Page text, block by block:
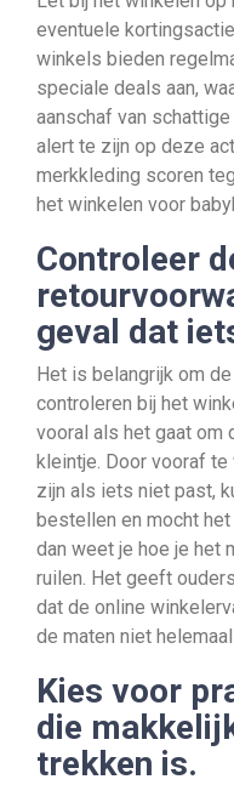
eventuele
winkels bieden
speciale deals aan,
aanschaf van
alert te zijn op deze
merkkleding scoren
het winkelen voor
Controleer
geval dat
Het is belangrijk om
controleren bij het
vooral als het gaat om
kleintje. Door vooraf
zijn als iets niet past,
bestellen en mocht
dan weet je hoe je het
ruilen. Het geeft
dat de online
de maten niet
Kies voor
die
trekken is.